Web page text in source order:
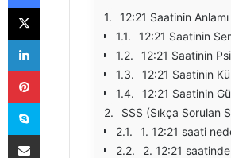
12:21 Saatinin
12:21 Saatinin
12:21 Saatinin
12:21 Saatinin
12:21 Saatinin
SSS (Sıkça Sorulan
1. 12:21 saati
2. 12:21
X
LinkedIn
Pinterest
Skype
E-Posta ile paylaş